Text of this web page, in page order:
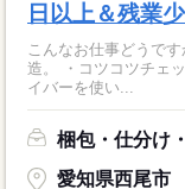
日以上＆残業
こんなお仕事どうですか？ ・ボタンを押すだけ！ 自動
造。 ・コツコツチェック！ プラスチック製品の検査。 ・電動ドラ
イバーを使い...
梱包・仕分け
愛知県西尾市